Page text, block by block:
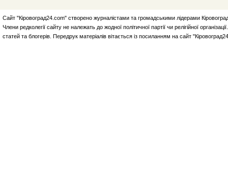
Сайт "Кіровоград24.com" створено журналістами та громадськими лідерами
Члени редколегії сайту не належать до жодної політичної партії чи релігійної
статей та блогерів. Передрук матеріалів вітається із посиланням на сайт